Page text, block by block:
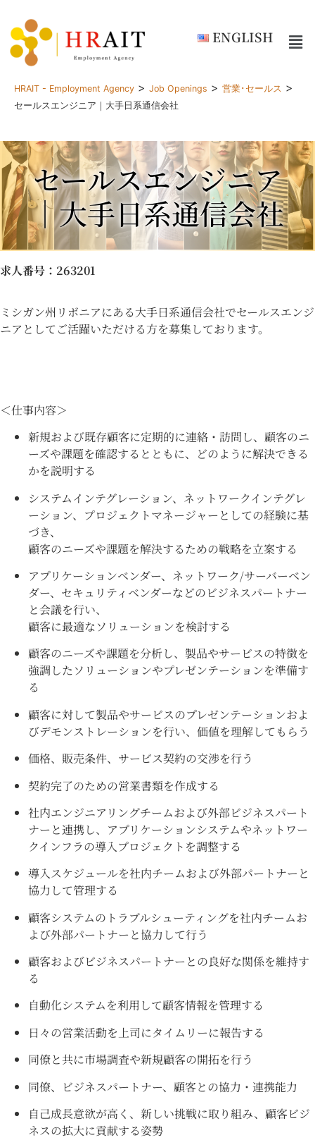
ENGLISH
HRAIT - Employment Agency > Job Openings > 営業･セールス >
セールスエンジニア｜大手日系通信会社
セールスエンジニア
｜大手日系通信会社
求人番号 ：263201
ミシガン州リボニアにある大手日系通信会社でセールスエンジ
ニアとしてご活躍いただける方を募集しております。
＜仕事内容＞
新規および既存顧客に定期的に連絡・訪問し、顧客のニ
ーズや課題を確認するとともに、どのように解決できる
かを説明する
システムインテグレーション、ネットワークインテグレ
ーション、プロジェクトマネージャーとしての経験に基
づき、
顧客のニーズや課題を解決するための戦略を立案する
アプリケーションベンダー、ネットワーク/サーバーベン
ダー、セキュリティベンダーなどのビジネスパートナー
と会議を行い、
顧客に最適なソリューションを検討する
顧客のニーズや課題を分析し、製品やサービスの特徴を
強調したソリューションやプレゼンテーションを準備す
る
顧客に対して製品やサービスのプレゼンテーションおよ
びデモンストレーションを行い、価値を理解してもらう
価格、販売条件、サービス契約の交渉を行う
契約完了のための営業書類を作成する
社内エンジニアリングチームおよび外部ビジネスパート
ナーと連携し、アプリケーションシステムやネットワー
クインフラの導入プロジェクトを調整する
導入スケジュールを社内チームおよび外部パートナーと
協力して管理する
顧客システムのトラブルシューティングを社内チームお
よび外部パートナーと協力して行う
顧客およびビジネスパートナーとの良好な関係を維持す
る
自動化システムを利用して顧客情報を管理する
日々の営業活動を上司にタイムリーに報告する
同僚と共に市場調査や新規顧客の開拓を行う
同僚、ビジネスパートナー、顧客との協力・連携能力
自己成長意欲が高く、新しい挑戦に取り組み、顧客ビジ
ネスの拡大に貢献する姿勢